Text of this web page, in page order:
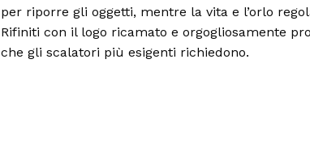
per riporre gli oggetti, mentre la vita e l’orlo
Rifiniti con il logo ricamato e orgogliosamente
che gli scalatori più esigenti richiedono.